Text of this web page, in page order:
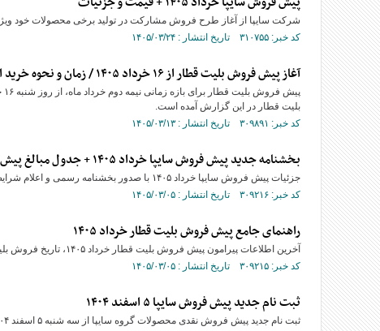
شرکت سایپا از آغاز طرح فروش مشارکت در تولید برخی محصولات خود
کد خبر: ۳۱۰۷۵۵ تاریخ انتشار : ۱۴۰۵/۰۳/۲۴
آغاز پیش فروش بلیت قطار از ۱۶ خرداد ۱۴۰۵ / زمان و نحوه خرید اینترنتی و حضوری اعلام شد
بلیت قطار در این گزارش آمده است.
کد خبر: ۳۰۹۸۹۱ تاریخ انتشار : ۱۴۰۵/۰۳/۱۳
بخشنامه جدید پیش فروش سایپا خرداد ۱۴۰۵ + جدول مبالغ پیش پرداخت
جزئیات پیش فروش سایپا خرداد ۱۴۰۵ با صدور بخشنامه رسمی و اعلام شرایط ثبت نام و مبالغ پیش پرداخت چند خودروی پرطرفدار سایپا را در مطلب زیر بخوانید.
کد خبر: ۳۰۹۲۱۶ تاریخ انتشار : ۱۴۰۵/۰۳/۰۵
راهنمای جامع پیش فروش بلیت قطار خرداد ۱۴۰۵
آخرین اطلاعات پیرامون پیش فروش بلیت قطار خرداد ۱۴۰۵، تاریخ فروش بلیت‌ها و نکاتی که مسافران باید در نظر داشته باشند را در این مطلب بخوانید.
کد خبر: ۳۰۹۲۱۵ تاریخ انتشار : ۱۴۰۵/۰۳/۰۵
ثبت نام جدید پیش فروش سایپا ۵ اسفند ۱۴۰۴
ثبت نام جدید پیش فروش نقدی محصولات گروه سایپا از سه شنبه ۵ اسفند ۱۴۰۴ آغاز می‌شود. جزئیات کامل این طرح پیش فروش را در ادامه گزارش بخوانید.